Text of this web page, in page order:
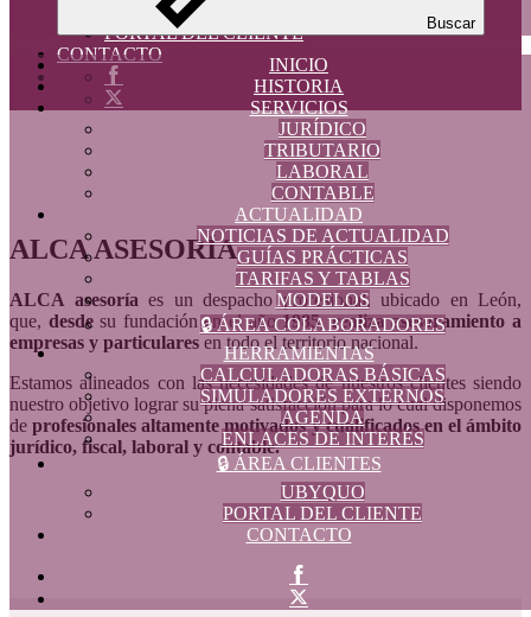
Buscar
INICIO
HISTORIA
SERVICIOS
JURÍDICO
TRIBUTARIO
LABORAL
CONTABLE
ACTUALIDAD
NOTICIAS DE ACTUALIDAD
GUÍAS PRÁCTICAS
TARIFAS Y TABLAS
MODELOS
🔒 ÁREA COLABORADORES
HERRAMIENTAS
CALCULADORAS BÁSICAS
SIMULADORES EXTERNOS
AGENDA
ENLACES DE INTERÉS
🔒 ÁREA CLIENTES
UBYQUO
PORTAL DEL CLIENTE
CONTACTO
UBYQUO
PORTAL DEL CLIENTE
CONTACTO
ALCA ASESORÍA
ALCA asesoría es un despacho profesional, ubicado en León,
que, desdesu fundación en el año1985, realiza asesoramiento a
empresas y particulares en todo el territorio nacional.
Estamos alineados con las necesidades de nuestros clientes siendo
nuestro objetivo lograr su plena satisfacción para lo cual disponemos
deprofesionales altamente motivados y cualificados en el ámbito
jurídico, fiscal, laboral y contable.